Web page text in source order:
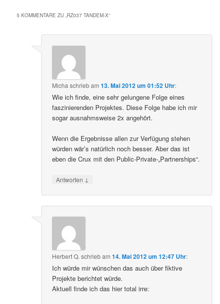
5 KOMMENTARE ZU „RZ037 TANDEM-X“
Micha schriebam13. Mai 2012 um 01:52 Uhr:
Wie ich finde, eine sehr gelungene Folge eines
faszinierenden Projektes. Diese Folge habe ich mir
sogar ausnahmsweise 2x angehört.
Wenn die Ergebnisse allen zur Verfügung stehen
würden wär’s natürlich noch besser. Aber das ist
eben die Crux mit den Public-Private-„Partnerships“.
Antworten ↓
Herbert Q. schriebam14. Mai 2012 um 12:47 Uhr:
Ich würde mir wünschen das auch über fiktive
Projekte berichtet würde.
Aktuell finde ich das hier total irre: